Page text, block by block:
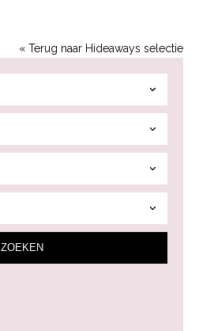
« Terug naar Hideaways selectie
ZOEKEN